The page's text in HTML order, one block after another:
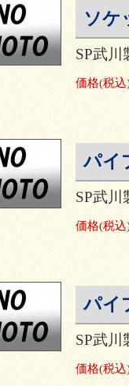
ソケ
SP武
価格(税込
パイ
SP武
価格(税込
パイ
SP武
価格(税込